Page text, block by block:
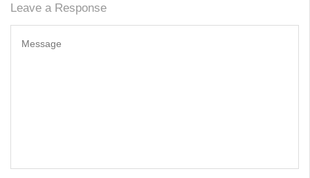
Leave a Response